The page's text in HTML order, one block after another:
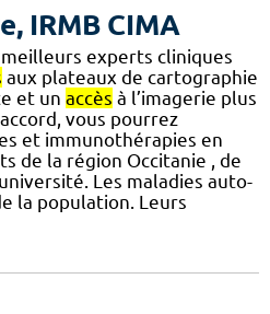
IRMB CIMA
experts cliniques
aux plateaux de cartographie
et un accès à l’imagerie plus
vous pourrez
et immunothérapies en
de la région Occitanie , de
Les maladies auto-
la population. Leurs